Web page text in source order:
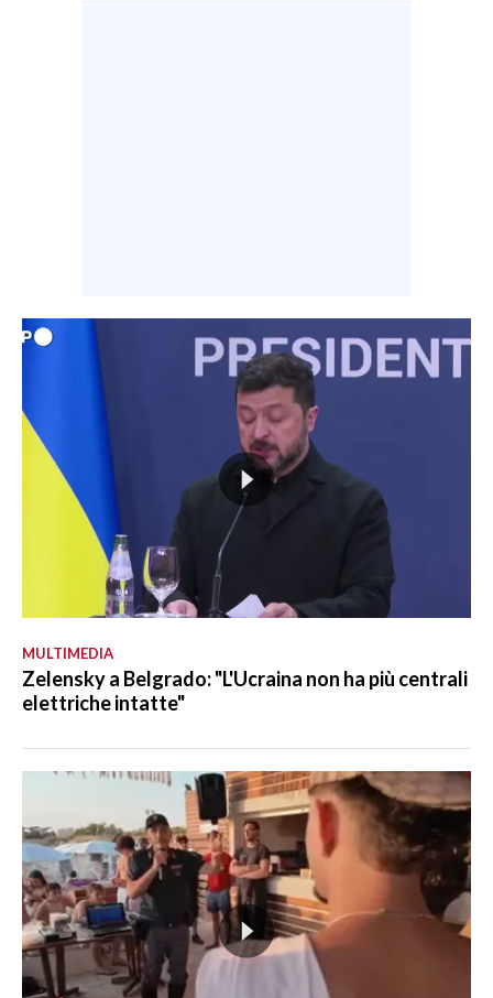
MULTIMEDIA
Zelensky a Belgrado: "L'Ucraina non ha più centrali
elettriche intatte"